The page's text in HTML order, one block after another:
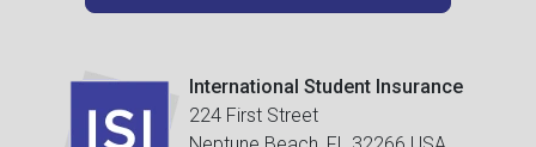
International Student Insurance
224 First Street